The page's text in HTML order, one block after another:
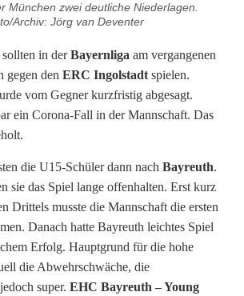
München zwei deutliche Niederlagen.
Archiv: Jörg van Deventer
sollten in derBayernliga am vergangenen
gegen den ERC Ingolstadt spielen.
vom Gegner kurzfristig abgesagt.
ein Corona-Fall in der Mannschaft. Das
die U15-Schüler dann nach Bayreuth.
sie das Spiel lange offenhalten. Erst kurz
Drittels musste die Mannschaft die ersten
Danach hatte Bayreuth leichtes Spiel
Erfolg. Hauptgrund für die hohe
die Abwehrschwäche, die
super. EHC Bayreuth – Young